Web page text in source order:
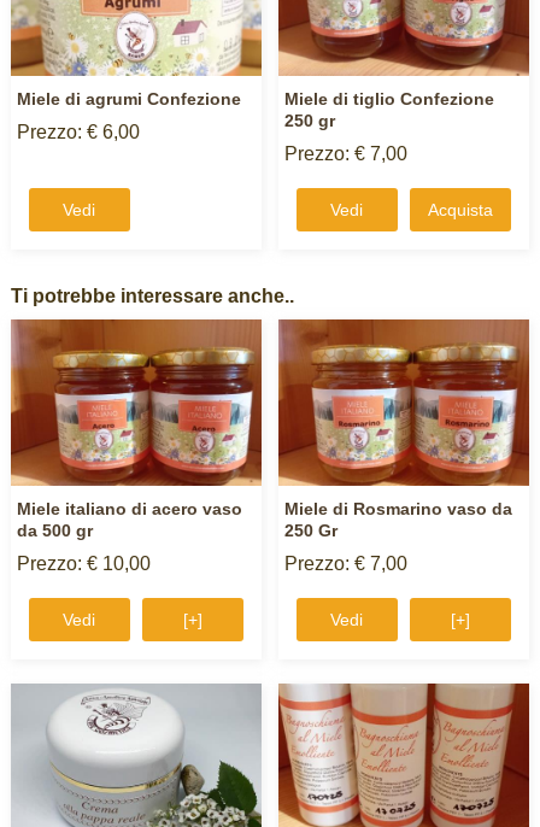
Miele di agrumi Confezione
Prezzo: € 6,00
Vedi
Miele di tiglio Confezione
250 gr
Prezzo: € 7,00
Vedi Acquista
Ti potrebbe interessare anche..
Miele italiano di acero vaso
da 500 gr
Prezzo: € 10,00
Vedi [+]
Miele di Rosmarino vaso da
250 Gr
Prezzo: € 7,00
Vedi [+]